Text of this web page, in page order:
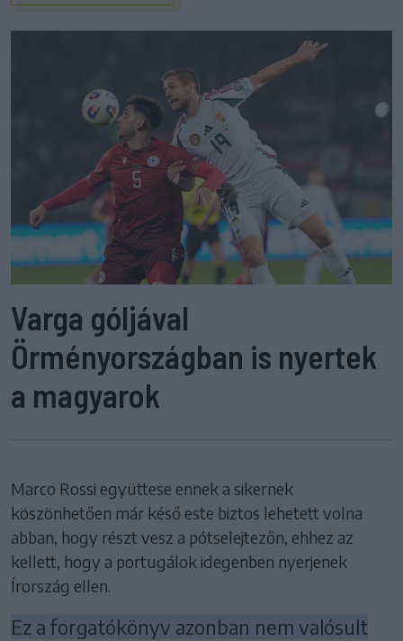
Varga góljával
Örményországban is nyertek
a magyarok
Marco Rossi együttese ennek a sikernek
köszönhetően már késő este biztos lehetett volna
abban, hogy részt vesz a pótselejtezőn, ehhez az
kellett, hogy a portugálok idegenben nyerjenek
Írország ellen.
Ez a forgatókönyv azonban nem valósult